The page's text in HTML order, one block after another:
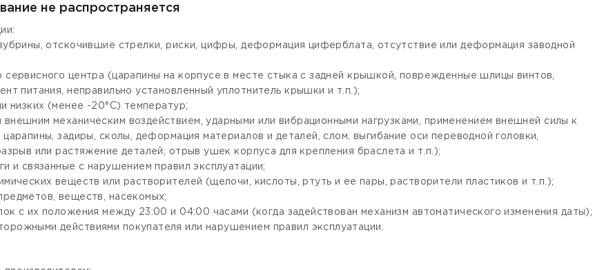
не распространяется
отскочившие стрелки, риски, цифры, деформация циферблата, отсутствие или деформация заводной
сервисного центра (царапины на корпусе в месте стыка с задней крышкой, поврежденные шлицы винтов,
питания, неправильно установленный уплотнитель крышки и т.п.);
низких (менее -20°С) температур;
механическим воздействием, ударными или вибрационными нагрузками, применением внешней силы к
задиры, сколы, деформация материалов и деталей, слом, выгибание оси переводной головки,
или растяжение деталей, отрыв ушек корпуса для крепления браслета и т.п.);
и связанные с нарушением правил эксплуатации;
веществ или растворителей (щелочи, кислоты, ртуть и ее пары, растворители пластиков и т.п.);
веществ, насекомых;
с их положения между 23:00 и 04:00 часами (когда задействован механизм автоматического изменения даты);
действиями покупателя или нарушением правил эксплуатации.